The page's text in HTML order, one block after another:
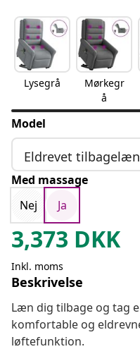
Lysegrå
Mørkegr
å
Model
Eldrevet
Med massage
Nej
Ja
3,373 DKK
Inkl. moms
Beskrivelse
Læn dig tilbage og tag
komfortable og
løftefunktion.